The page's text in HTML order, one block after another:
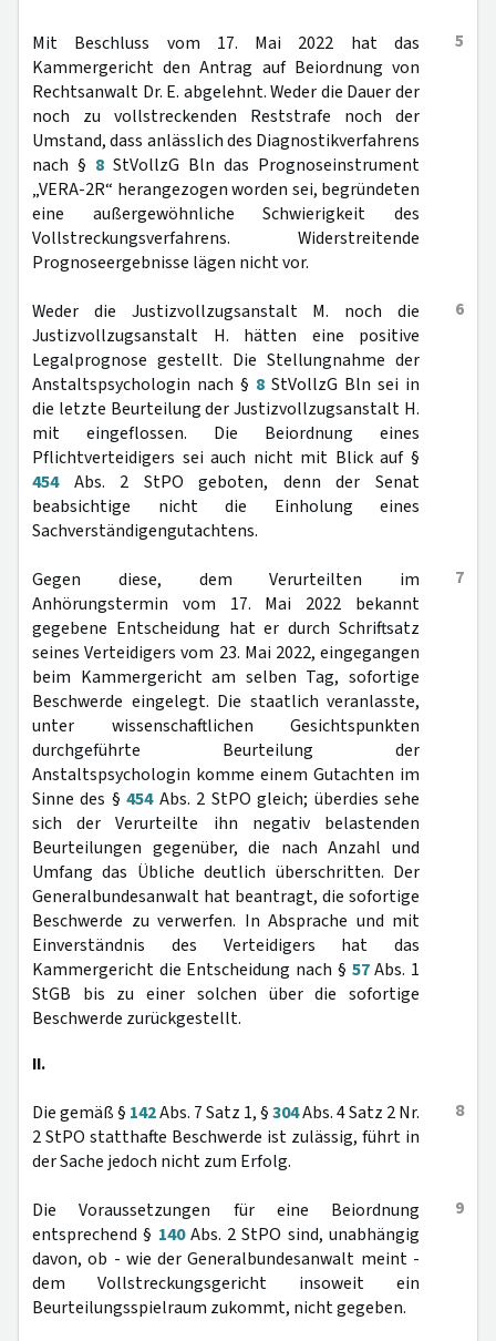
5
Mit Beschluss vom 17. Mai 2022 hat das
Kammergericht den Antrag auf Beiordnung von
Rechtsanwalt Dr. E. abgelehnt. Weder die Dauer der
noch zu vollstreckenden Reststrafe noch der
Umstand, dass anlässlich des Diagnostikverfahrens
nach § 8 StVollzG Bln das Prognoseinstrument
„VERA-2R“ herangezogen worden sei, begründeten
eine außergewöhnliche Schwierigkeit des
Vollstreckungsverfahrens. Widerstreitende
Prognoseergebnisse lägen nicht vor.
6
Weder die Justizvollzugsanstalt M. noch die
Justizvollzugsanstalt H. hätten eine positive
Legalprognose gestellt. Die Stellungnahme der
Anstaltspsychologin nach § 8 StVollzG Bln sei in
die letzte Beurteilung der Justizvollzugsanstalt H.
mit eingeflossen. Die Beiordnung eines
Pflichtverteidigers sei auch nicht mit Blick auf §
454Abs. 2 StPO geboten, denn der Senat
beabsichtige nicht die Einholung eines
Sachverständigengutachtens.
7
Gegen diese, dem Verurteilten im
Anhörungstermin vom 17. Mai 2022 bekannt
gegebene Entscheidung hat er durch Schriftsatz
seines Verteidigers vom 23. Mai 2022, eingegangen
beim Kammergericht am selben Tag, sofortige
Beschwerde eingelegt. Die staatlich veranlasste,
unter wissenschaftlichen Gesichtspunkten
durchgeführte Beurteilung der
Anstaltspsychologin komme einem Gutachten im
Sinne des §454Abs. 2 StPO gleich; überdies sehe
sich der Verurteilte ihn negativ belastenden
Beurteilungen gegenüber, die nach Anzahl und
Umfang das Übliche deutlich überschritten. Der
Generalbundesanwalt hat beantragt, die sofortige
Beschwerde zu verwerfen. In Absprache und mit
Einverständnis des Verteidigers hat das
Kammergericht die Entscheidung nach § 57Abs. 1
StGB bis zu einer solchen über die sofortige
Beschwerde zurückgestellt.
II.
8
Die gemäß § 142Abs. 7 Satz 1, §304Abs. 4 Satz 2 Nr.
2 StPO statthafte Beschwerde ist zulässig, führt in
der Sache jedoch nicht zum Erfolg.
9
Die Voraussetzungen für eine Beiordnung
entsprechend § 140Abs. 2 StPO sind, unabhängig
davon, ob - wie der Generalbundesanwalt meint -
dem Vollstreckungsgericht insoweit ein
Beurteilungsspielraum zukommt, nicht gegeben.